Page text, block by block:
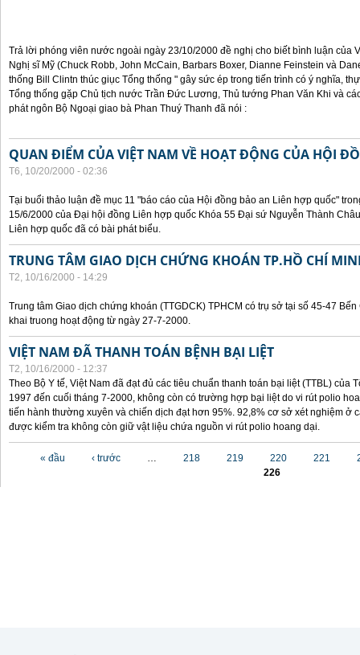
Trả lời phóng viên nước ngoài ngày 23/10/2000 đề nghị cho biết bình luận của
Nghị sĩ Mỹ (Chuck Robb, John McCain, Barbars Boxer, Dianne Feinstein và
thống Bill Clintn thúc giục Tổng thống " gây sức ép trong tiến trình có ý nghĩa,
Tổng thống gặp Chủ tịch nước Trần Đức Lương, Thủ tướng Phan Văn Khi và
phát ngôn Bộ Ngoại giao bà Phan Thuý Thanh đã nói :
QUAN ĐIỂM CỦA VIỆT NAM VỀ HOẠT ĐỘNG CỦA HỘI
T6, 10/20/2000 - 02:36
Tại buổi thảo luận đề mục 11 "báo cáo của Hội đồng bảo an Liên hợp quốc"
15/6/2000 của Đại hội đồng Liên hợp quốc Khóa 55 Đại sứ Nguyễn Thành
Liên hợp quốc đã có bài phát biểu.
TRUNG TÂM GIAO DỊCH CHỨNG KHOÁN TP.HỒ CHÍ
T2, 10/16/2000 - 14:29
Trung tâm Giao dịch chứng khoán (TTGDCK) TPHCM có trụ sở tại số 45-47
khai truong hoạt động từ ngày 27-7-2000.
VIỆT NAM ĐÃ THANH TOÁN BỆNH BẠI LIỆT
T2, 10/16/2000 - 12:37
Theo Bộ Y tế, Việt Nam đã đạt đủ các tiêu chuẩn thanh toán bại liệt (TTBL) của
1997 đến cuối tháng 7-2000, không còn có trường hợp bại liệt do vi rút polio
tiến hành thường xuyên và chiến dịch đạt hơn 95%. 92,8% cơ sở xét nghiệm ở
được kiểm tra không còn giữ vật liệu chứa nguồn vi rút polio hoang dại.
« đầu ‹ trước … 218 219 220 221
226